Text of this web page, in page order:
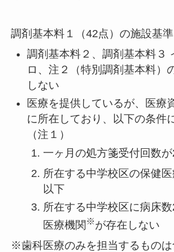
調剤基本料１（42点）の施設基準
調剤基本料２、調剤基本料３
ロ、注２（特別調剤基本料）
しない
医療を提供しているが、医療
に所在しており、以下の条件
（注１）
一ヶ月の処方箋受付回数
所在する中学校区の保健
以下
所在する中学校区に病床
医療機関 ※が存在しない
※歯科医療のみを担当するものは